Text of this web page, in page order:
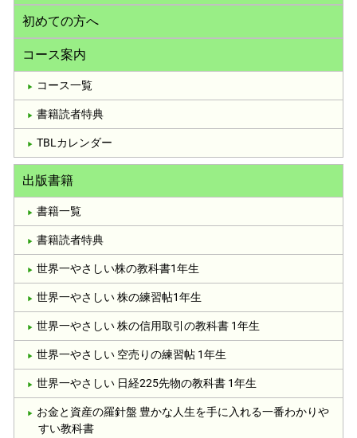
初めての方へ
コース案内
コース一覧
書籍読者特典
TBLカレンダー
出版書籍
書籍一覧
書籍読者特典
世界一やさしい株の教科書1年生
世界一やさしい 株の練習帖1年生
世界一やさしい 株の信用取引の教科書 1年生
世界一やさしい 空売りの練習帖 1年生
世界一やさしい 日経225先物の教科書 1年生
お金と資産の羅針盤 豊かな人生を手に入れる一番わかりや
すい教科書